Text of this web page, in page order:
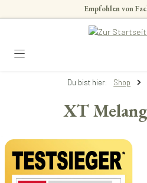
Zum Hauptinhalt springenEmpfohlen von
Du bist hier: Shop
XT
Bildergalerie überspringen